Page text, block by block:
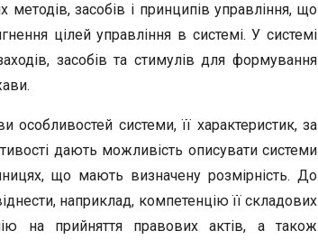
методів, засобів і принципів управління, що
цілей управління в системі. У системі
засобів та стимулів для формування
особливостей системи, її характеристик, за
дають можливість описувати системи
що мають визначену розмірність. До
наприклад, компетенцію її складових
на прийняття правових актів, а також